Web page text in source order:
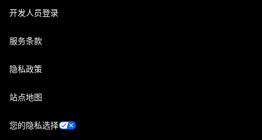
开发人员登录
服务条款
隐私政策
站点地图
您的隐私选择